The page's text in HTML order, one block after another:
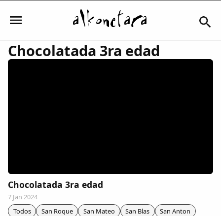
Comunidad
Chocolatada 3ra edad
Chocolatada 3ra edad
7 Jan 2024
Todos
San Roque San Mateo San Blas
San Anton